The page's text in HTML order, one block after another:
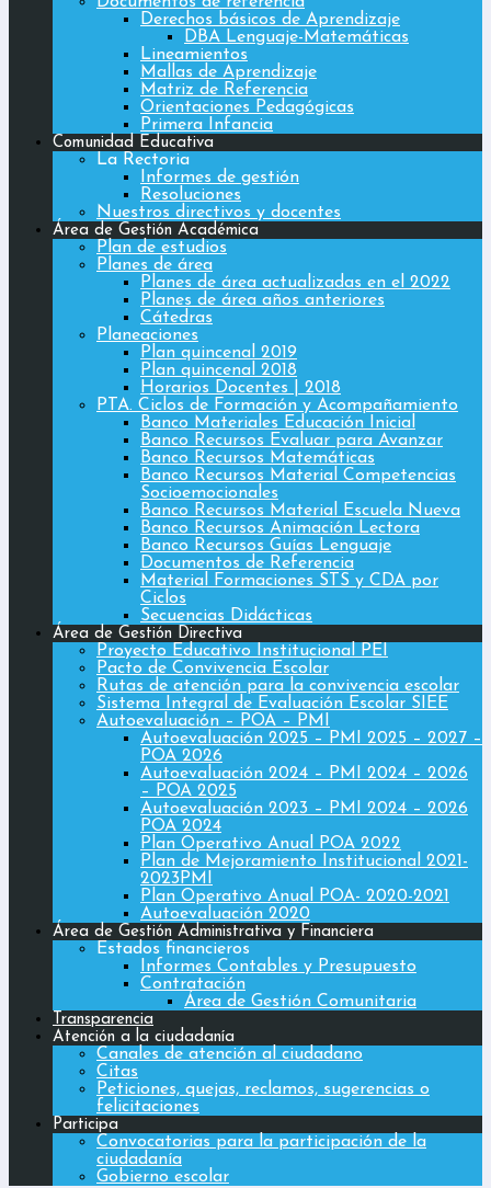
Derechos básicos de Aprendizaje
DBA Lenguaje-Matemáticas
Lineamientos
Mallas de Aprendizaje
Matriz de Referencia
Orientaciones Pedagógicas
Primera Infancia
Comunidad Educativa
La Rectoria
Informes de gestión
Resoluciones
Nuestros directivos y docentes
Área de Gestión Académica
Plan de estudios
Planes de área
Planes de área actualizadas en el 2022
Planes de área años anteriores
Cátedras
Planeaciones
Plan quincenal 2019
Plan quincenal 2018
Horarios Docentes | 2018
PTA. Ciclos de Formación y Acompañamiento
Banco Materiales Educación Inicial
Banco Recursos Evaluar para Avanzar
Banco Recursos Matemáticas
Banco Recursos Material Competencias
Socioemocionales
Banco Recursos Material Escuela Nueva
Banco Recursos Animación Lectora
Banco Recursos Guías Lenguaje
Documentos de Referencia
Material Formaciones STS y CDA por
Ciclos
Secuencias Didácticas
Área de Gestión Directiva
Proyecto Educativo Institucional PEI
Pacto de Convivencia Escolar
Rutas de atención para la convivencia escolar
Sistema Integral de Evaluación Escolar SIEE
Autoevaluación – POA – PMI
Autoevaluación 2025 – PMI 2025 – 2027 –
POA 2026
Autoevaluación 2024 – PMI 2024 – 2026
– POA 2025
Autoevaluación 2023 – PMI 2024 – 2026
POA 2024
Plan Operativo Anual POA 2022
Plan de Mejoramiento Institucional 2021-
2023PMI
Plan Operativo Anual POA- 2020-2021
Autoevaluación 2020
Área de Gestión Administrativa y Financiera
Estados financieros
Informes Contables y Presupuesto
Contratación
Área de Gestión Comunitaria
Transparencia
Atención a la ciudadanía
Canales de atención al ciudadano
Citas
Peticiones, quejas, reclamos, sugerencias o
felicitaciones
Participa
Convocatorias para la participación de la
ciudadanía
Gobierno escolar